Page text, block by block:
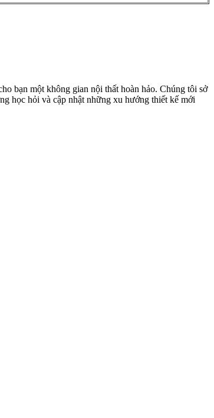
bạn một không gian nội thất hoàn hảo. Chúng tôi sở
học hỏi và cập nhật những xu hướng thiết kế mới